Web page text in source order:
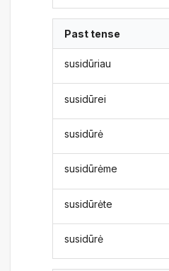
Past tense
susidūriau
susidūrei
susidūrė
susidūrėme
susidūrėte
susidūrė